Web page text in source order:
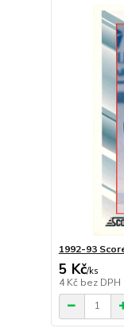
1992-93
5 Kč/ks
4 Kč bez DPH